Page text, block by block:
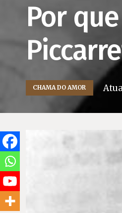
Por
CHAMA DO AMOR